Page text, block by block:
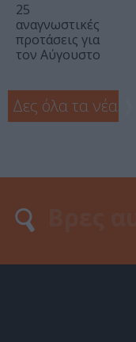
25
αναγνωστικές
προτάσεις για
τον Αύγουστο
Δες όλα τα νέα